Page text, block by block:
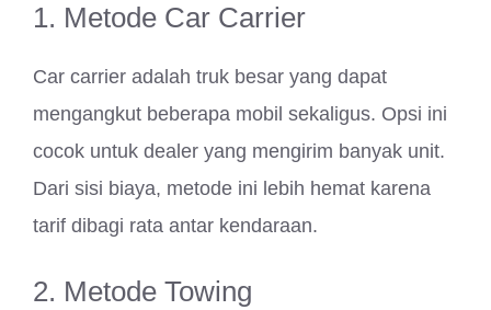
1. Metode Car Carrier
Car carrier adalah truk besar yang dapat
mengangkut beberapa mobil sekaligus. Opsi ini
cocok untuk dealer yang mengirim banyak unit.
Dari sisi biaya, metode ini lebih hemat karena
tarif dibagi rata antar kendaraan.
2. Metode Towing